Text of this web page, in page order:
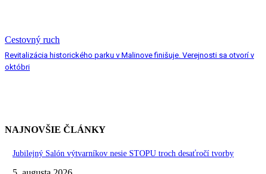
Cestovný ruch
Revitalizácia historického parku v Malinove finišuje. Verejnosti sa otvorí v
októbri
NAJNOVŠIE ČLÁNKY
Jubilejný Salón výtvarníkov nesie STOPU troch desaťročí tvorby